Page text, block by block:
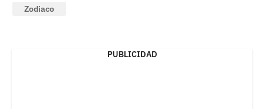
Zodiaco
PUBLICIDAD